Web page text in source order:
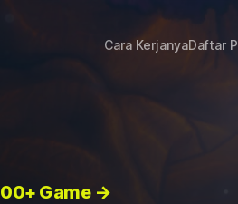
Cara KerjanyaDaftar
Game →